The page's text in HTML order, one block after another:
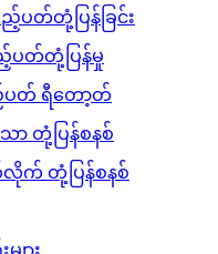
ည့်ပတ်တုံ့ပြန်ခြင်း
ပတ်တုံ့ပြန်မှု
ပတ် ရီတော့တ်
ာ တုံ့ပြန်စနစ်
တုံ့ပြန်စနစ်
ျား